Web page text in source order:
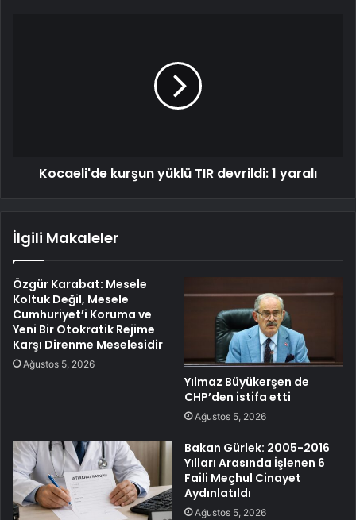
Kocaeli'de kurşun yüklü TIR devrildi: 1 yaralı
İlgili Makaleler
Özgür Karabat: Mesele
Koltuk Değil, Mesele
Cumhuriyet’i Koruma ve
Yeni Bir Otokratik Rejime
Karşı Direnme Meselesidir
Ağustos 5, 2026
Yılmaz Büyükerşen de
CHP’den istifa etti
Ağustos 5, 2026
Bakan Gürlek: 2005-2016
Yılları Arasında İşlenen 6
Faili Meçhul Cinayet
Aydınlatıldı
Ağustos 5, 2026